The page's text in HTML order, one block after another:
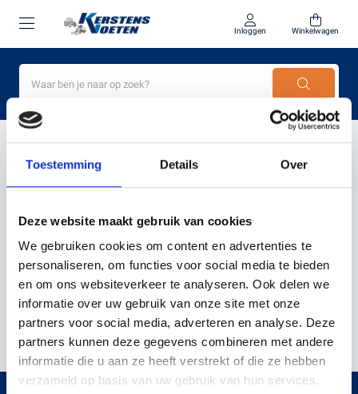
Toestemming Details Over
Deze website maakt gebruik van cookies
We gebruiken cookies om content en advertenties te
personaliseren, om functies voor social media te bieden
en om ons websiteverkeer te analyseren. Ook delen we
informatie over uw gebruik van onze site met onze
partners voor social media, adverteren en analyse. Deze
partners kunnen deze gegevens combineren met andere
informatie die u aan ze heeft verstrekt of die ze hebben
verzameld op basis van uw gebruik van hun services.
Inloggen Winkelwagen
ROBOTMAAIER GROTE
TUIN
Filter Sorteer